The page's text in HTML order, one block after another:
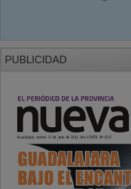
PUBLICIDAD